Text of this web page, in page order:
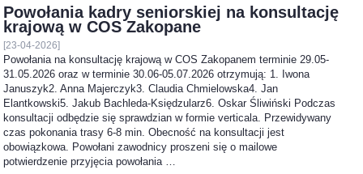
Powołania kadry seniorskiej na konsultację
krajową w COS Zakopane
[23-04-2026]
Powołania na konsultację krajową w COS Zakopanem terminie 29.05-
31.05.2026 oraz w terminie 30.06-05.07.2026 otrzymują: 1. Iwona
Januszyk2. Anna Majerczyk3. Claudia Chmielowska4. Jan
Elantkowski5. Jakub Bachleda-Księdzularz6. Oskar Śliwiński Podczas
konsultacji odbędzie się sprawdzian w formie verticala. Przewidywany
czas pokonania trasy 6-8 min. Obecność na konsultacji jest
obowiązkowa. Powołani zawodnicy proszeni się o mailowe
potwierdzenie przyjęcia powołania …